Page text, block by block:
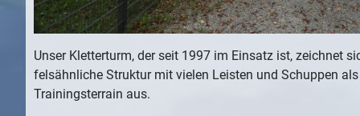
Unser Kletterturm, der seit 1997 im Einsatz ist, zeichnet
felsähnliche Struktur mit vielen Leisten und Schuppen
Trainingsterrain aus.